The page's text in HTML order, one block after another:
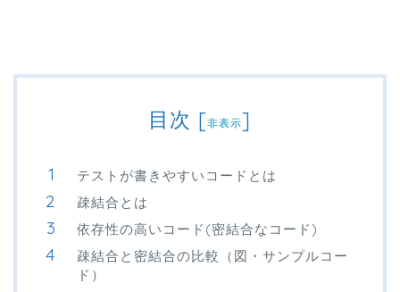
目次 [非表示]
テストが書きやすいコードとは
疎結合とは
依存性の高いコード(密結合なコード)
疎結合と密結合の比較（図・サンプルコー
ド）